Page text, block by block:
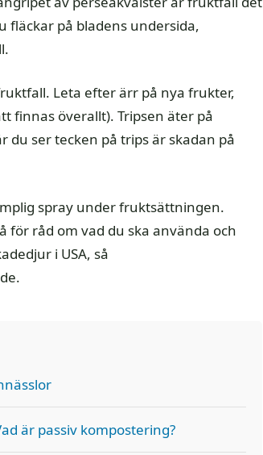
fläckar på bladens undersida,
Leta efter ärr på nya frukter,
finnas överallt). Tripsen äter på
du ser tecken på trips är skadan på
spray under fruktsättningen.
för råd om vad du ska använda och
i USA, så
är passiv kompostering?